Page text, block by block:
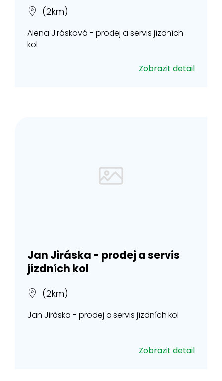
(2km)
Alena Jirásková - prodej a servis jízdních
kol
Zobrazit detail
Jan Jiráska - prodej a servis
jízdních kol
(2km)
Jan Jiráska - prodej a servis jízdních kol
Zobrazit detail